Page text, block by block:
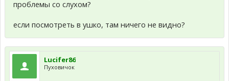
проблемы со слухом?
если посмотреть в ушко, там ничего не видно?
Lucifer86
Пуховичок